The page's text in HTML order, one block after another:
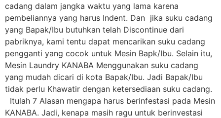
cadang dalam jangka waktu yang lama karena
pembeliannya yang harus Indent. Dan jika suku cadang
yang Bapak/Ibu butuhkan telah Discontinue dari
pabriknya, kami tentu dapat mencarikan suku cadang
pengganti yang cocok untuk Mesin Bapk/Ibu. Selain itu,
Mesin Laundry KANABA Menggunakan suku cadang
yang mudah dicari di kota Bapak/Ibu. Jadi Bapak/Ibu
tidak perlu Khawatir dengan ketersediaan suku cadang.
Itulah 7 Alasan mengapa harus berinfestasi pada Mesin
KANABA. Jadi, kenapa masih ragu untuk berinvestasi